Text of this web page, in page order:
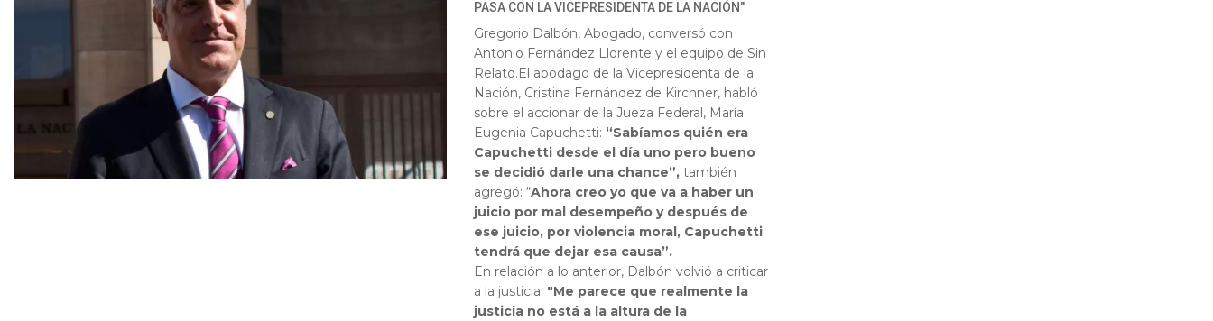
PASA CON LA VICEPRESIDENTA DE LA NACIÓN"
Gregorio Dalbón, Abogado, conversó con
Antonio Fernández Llorente y el equipo de Sin
Relato.El abodago de la Vicepresidenta de la
Nación, Cristina Fernández de Kirchner, habló
sobre el accionar de la Jueza Federal, María
Eugenia Capuchetti: “Sabíamos quién era
Capuchetti desde el día uno pero bueno
se decidió darle una chance”, también
agregó: “Ahora creo yo que va a haber un
juicio por mal desempeño y después de
ese juicio, por violencia moral, Capuchetti
tendrá que dejar esa causa”.
En relación a lo anterior, Dalbón volvió a criticar
a la justicia: "Me parece que realmente la
justicia no está a la altura de la